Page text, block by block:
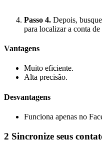
Passo 4. Depois,
para localizar a conta
Vantagens
Muito eficiente.
Alta precisão.
Desvantagens
Funciona apenas no
2 Sincronize seus